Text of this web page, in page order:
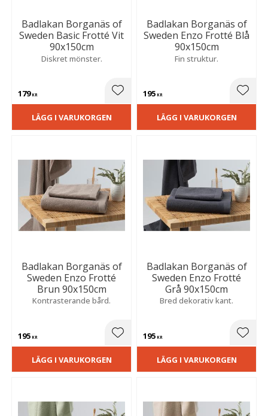
Badlakan Borganäs of
Sweden Basic Frotté Vit
90x150cm
Diskret mönster.
179KR Lägg till i favoriter
LÄGG I VARUKORGEN
Badlakan Borganäs of
Sweden Enzo Frotté Blå
90x150cm
Fin struktur.
195 KR
LÄGG I VARUKORGEN
Badlakan Borganäs of
Sweden Enzo Frotté
Brun 90x150cm
Kontrasterande bård.
195 KR Lägg till i favoriter
LÄGG I VARUKORGEN
Badlakan Borganäs of
Sweden Enzo Frotté
Grå 90x150cm
Bred dekorativ kant.
195 KR
LÄGG I VARUKORGEN